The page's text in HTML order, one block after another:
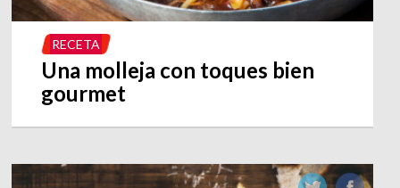
RECETA
Una molleja con toques bien
gourmet